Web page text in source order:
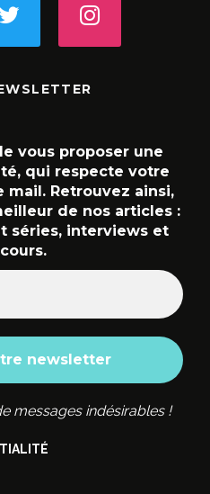
vous proposer une
qui respecte votre
Retrouvez ainsi,
de nos articles :
séries, interviews et
messages indésirables !